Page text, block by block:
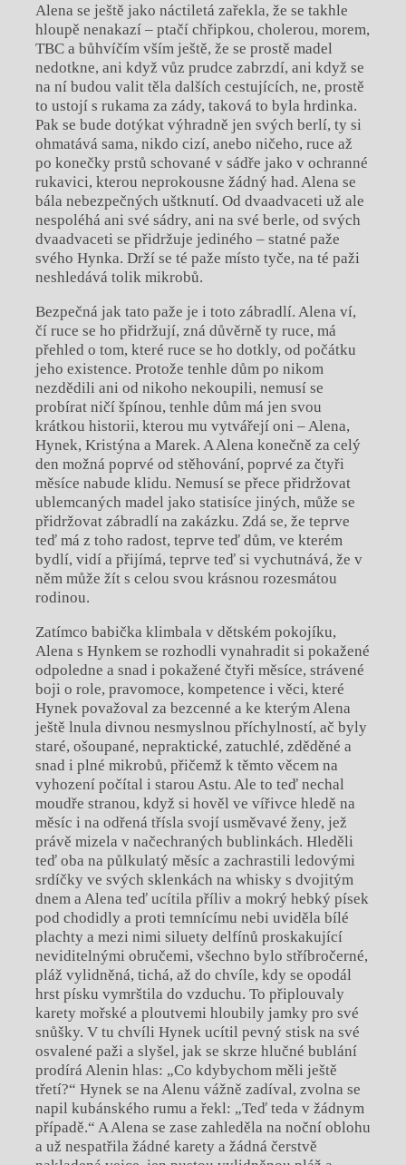
Alena se ještě jako náctiletá zařekla, že se takhle
hloupě nenakazí – ptačí chřipkou, cholerou, morem,
TBC a bůhvíčím vším ještě, že se prostě madel
nedotkne, ani když vůz prudce zabrzdí, ani když se
na ní budou valit těla dalších cestujících, ne, prostě
to ustojí s rukama za zády, taková to byla hrdinka.
Pak se bude dotýkat výhradně jen svých berlí, ty si
ohmatává sama, nikdo cizí, anebo ničeho, ruce až
po konečky prstů schované v sádře jako v ochranné
rukavici, kterou neprokousne žádný had. Alena se
bála nebezpečných uštknutí. Od dvaadvaceti už ale
nespoléhá ani své sádry, ani na své berle, od svých
dvaadvaceti se přidržuje jediného – statné paže
svého Hynka. Drží se té paže místo tyče, na té paži
neshledává tolik mikrobů.
Bezpečná jak tato paže je i toto zábradlí. Alena ví,
čí ruce se ho přidržují, zná důvěrně ty ruce, má
přehled o tom, které ruce se ho dotkly, od počátku
jeho existence. Protože tenhle dům po nikom
nezdědili ani od nikoho nekoupili, nemusí se
probírat ničí špínou, tenhle dům má jen svou
krátkou historii, kterou mu vytvářejí oni – Alena,
Hynek, Kristýna a Marek. A Alena konečně za celý
den možná poprvé od stěhování, poprvé za čtyři
měsíce nabude klidu. Nemusí se přece přidržovat
ublemcaných madel jako statisíce jiných, může se
přidržovat zábradlí na zakázku. Zdá se, že teprve
teď má z toho radost, teprve teď dům, ve kterém
bydlí, vidí a přijímá, teprve teď si vychutnává, že v
něm může žít s celou svou krásnou rozesmátou
rodinou.
Zatímco babička klimbala v dětském pokojíku,
Alena s Hynkem se rozhodli vynahradit si pokažené
odpoledne a snad i pokažené čtyři měsíce, strávené
boji o role, pravomoce, kompetence i věci, které
Hynek považoval za bezcenné a ke kterým Alena
ještě lnula divnou nesmyslnou příchylností, ač byly
staré, ošoupané, nepraktické, zatuchlé, zděděné a
snad i plné mikrobů, přičemž k těmto věcem na
vyhození počítal i starou Astu. Ale to teď nechal
moudře stranou, když si hověl ve vířivce hledě na
měsíc i na odřená třísla svojí usměvavé ženy, jež
právě mizela v načechraných bublinkách. Hleděli
teď oba na půlkulatý měsíc a zachrastili ledovými
srdíčky ve svých sklenkách na whisky s dvojitým
dnem a Alena teď ucítila příliv a mokrý hebký písek
pod chodidly a proti temnícímu nebi uviděla bílé
plachty a mezi nimi siluety delfínů proskakující
neviditelnými obručemi, všechno bylo stříbročerné,
pláž vylidněná, tichá, až do chvíle, kdy se opodál
hrst písku vymrštila do vzduchu. To připlouvaly
karety mořské a ploutvemi hloubily jamky pro své
snůšky. V tu chvíli Hynek ucítil pevný stisk na své
osvalené paži a slyšel, jak se skrze hlučné bublání
prodírá Alenin hlas: „Co kdybychom měli ještě
třetí?“ Hynek se na Alenu vážně zadíval, zvolna se
napil kubánského rumu a řekl: „Teď teda v žádnym
případě.“ A Alena se zase zahleděla na noční oblohu
a už nespatřila žádné karety a žádná čerstvě